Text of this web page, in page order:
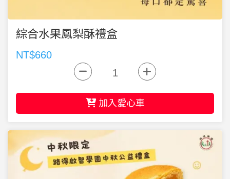
綜合水果鳳梨酥禮盒
NT$660
加入愛心車